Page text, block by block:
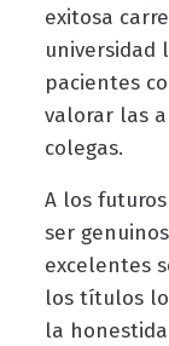
exitosa
universidad
pacientes
valorar las
colegas.
A los
ser
excelentes
los títulos
la